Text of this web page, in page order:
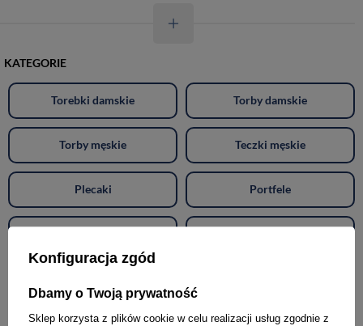
KATEGORIE
Torebki damskie Torby damskie
Torby męskie Teczki męskie
Plecaki Portfele
Konfiguracja zgód
Dbamy o Twoją prywatność
Sklep korzysta z plików cookie w celu realizacji usług zgodnie z